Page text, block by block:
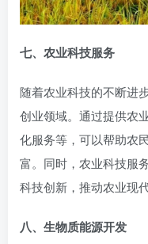
七、农业科技服务
随着农业科技的不断进
创业领域。通过提供农
化服务等，可以帮助农
富。同时，农业科技服
科技创新，推动农业现代
八、生物质能源开发